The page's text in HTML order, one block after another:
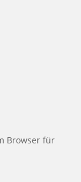
Browser für